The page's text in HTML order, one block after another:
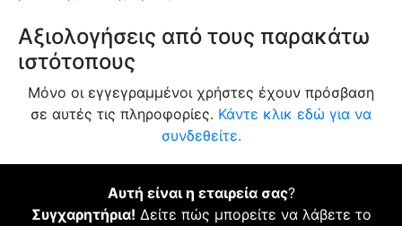
Αξιολογήσεις από τους παρακάτω
ιστότοπους
Μόνο οι εγγεγραμμένοι χρήστες έχουν πρόσβαση
σε αυτές τις πληροφορίες. Κάντε κλικ εδώ για να
συνδεθείτε.
Αυτή είναι η εταιρεία σας?
Συγχαρητήρια! Δείτε πώς μπορείτε να λάβετε το